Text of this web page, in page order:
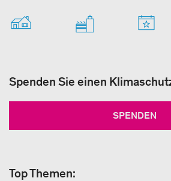
Spenden Sie einen
SPENDEN
Top Themen: